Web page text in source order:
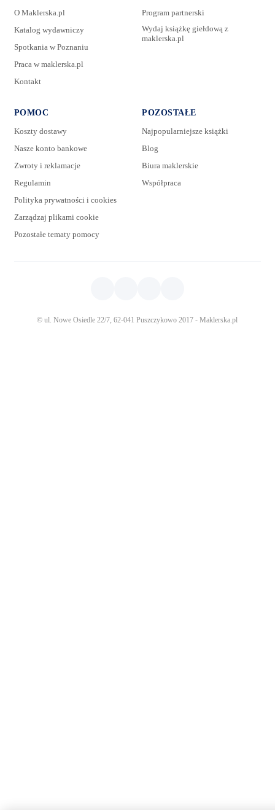
O Maklerska.pl
Katalog wydawniczy
Spotkania w Poznaniu
Praca w maklerska.pl
Kontakt
Program partnerski
Wydaj książkę giełdową z
maklerska.pl
POMOC
Koszty dostawy
Nasze konto bankowe
Zwroty i reklamacje
Regulamin
Polityka prywatności i cookies
Zarządzaj plikami cookie
Pozostałe tematy pomocy
POZOSTAŁE
Najpopularniejsze książki
Blog
Biura maklerskie
Współpraca
© ul. Nowe Osiedle 22/7, 62-041 Puszczykowo 2017 - Maklerska.pl